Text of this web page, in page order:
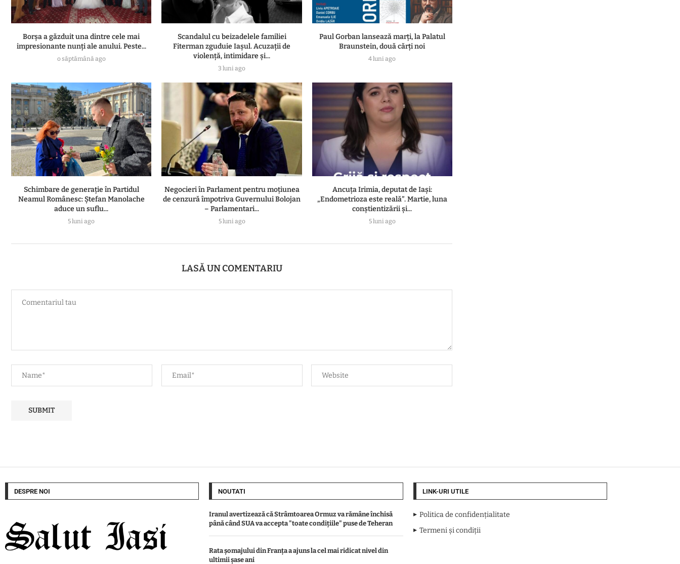
Borșa a găzduit una dintre cele mai
impresionante nunți ale anului. Peste...
o săptămână ago
Scandalul cu beizadelele familiei
Fiterman zguduie Iașul. Acuzații de
violență, intimidare și...
3 luni ago
Paul Gorban lansează marți, la Palatul
Braunstein, două cărți noi
4 luni ago
Schimbare de generație în Partidul
Neamul Românesc: Ștefan Manolache
aduce un suflu...
5 luni ago
Negocieri în Parlament pentru moțiunea
de cenzură împotriva Guvernului Bolojan
– Parlamentari...
5 luni ago
Ancuța Irimia, deputat de Iași:
„Endometrioza este reală”. Martie, luna
conștientizării și...
5 luni ago
LASĂ UN COMENTARIU
DESPRE NOI NOUTATI
Iranul avertizează că Strâmtoarea Ormuz va rămâne închisă
până când SUA va accepta "toate condiţiile" puse de Teheran
Rata șomajului din Franța a ajuns la cel mai ridicat nivel din
ultimii șase ani
LINK-URI UTILE
Politica de confidențialitate
Termeni și condiții